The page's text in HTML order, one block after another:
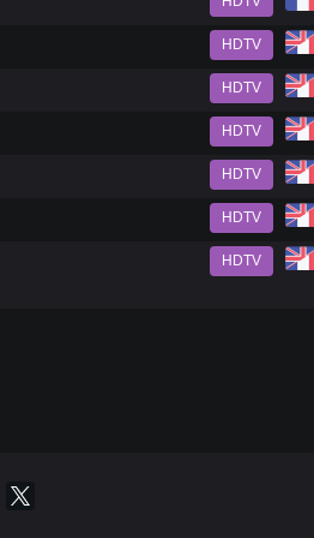
HDTV
HDTV
HDTV
HDTV
HDTV
HDTV